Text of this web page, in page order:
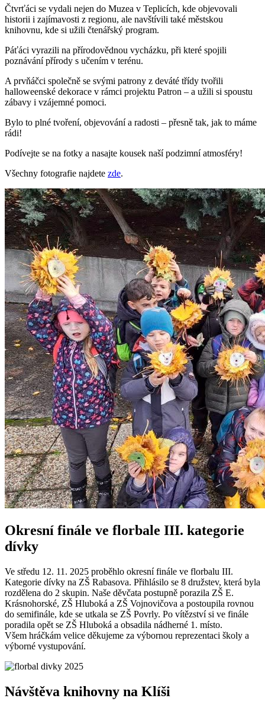
Čtvrťáci se vydali nejen do Muzea v Teplicích, kde objevovali
historii i zajímavosti z regionu, ale navštívili také městskou
knihovnu, kde si užili čtenářský program.
Páťáci vyrazili na přírodovědnou vycházku, při které spojili
poznávání přírody s učením v terénu.
A prvňáčci společně se svými patrony z deváté třídy tvořili
halloweenské dekorace v rámci projektu Patron – a užili si spoustu
zábavy i vzájemné pomoci.
Bylo to plné tvoření, objevování a radosti – přesně tak, jak to máme
rádi!
Podívejte se na fotky a nasajte kousek naší podzimní atmosféry!
Všechny fotografie najdete zde.
Okresní finále ve florbale III. kategorie
dívky
Ve středu 12. 11. 2025 proběhlo okresní finále ve florbalu III.
Kategorie dívky na ZŠ Rabasova. Přihlásilo se 8 družstev, která byla
rozdělena do 2 skupin. Naše děvčata postupně porazila ZŠ E.
Krásnohorské, ZŠ Hluboká a ZŠ Vojnovičova a postoupila rovnou
do semifinále, kde se utkala se ZŠ Povrly. Po vítězství si ve finále
poradila opět se ZŠ Hluboká a obsadila nádherné 1. místo.
Všem hráčkám velice děkujeme za výbornou reprezentaci školy a
výborné vystupování.
Návštěva knihovny na Klíši